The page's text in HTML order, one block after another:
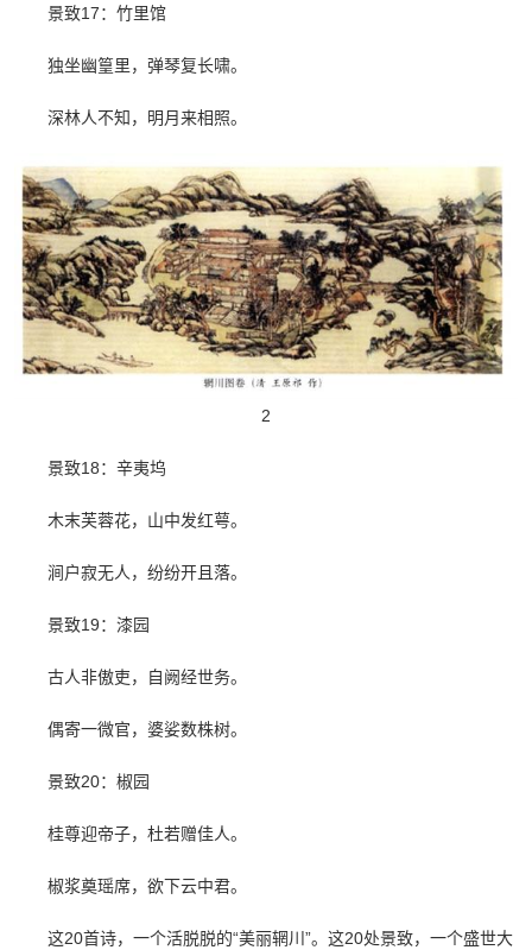
景致17：竹里馆
独坐幽篁里，弹琴复长啸。
深林人不知，明月来相照。
2
景致18：辛夷坞
木末芙蓉花，山中发红萼。
涧户寂无人，纷纷开且落。
景致19：漆园
古人非傲吏，自阙经世务。
偶寄一微官，婆娑数株树。
景致20：椒园
桂尊迎帝子，杜若赠佳人。
椒浆奠瑶席，欲下云中君。
这20首诗，一个活脱脱的“美丽辋川”。这20处景致，一个盛世大